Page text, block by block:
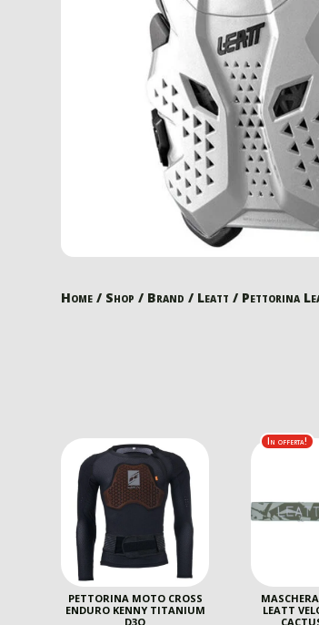
Home / Shop / Brand / Leatt / Pettorina
PETTORINA MOTO CROSS
ENDURO KENNY TITANIUM
D3O
In offerta!
LEATT